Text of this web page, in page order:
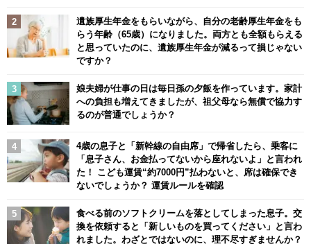
遺族厚生年金をもらいながら、自分の老齢厚生年金をも
らう年齢（65歳）になりました。両方とも全額もらえる
と思っていたのに、遺族厚生年金が減るって損じゃない
ですか？
娘夫婦が仕事の日は毎日孫の夕飯を作っています。家計
への負担も増えてきましたが、祖父母なら無償で協力す
るのが普通でしょうか？
4歳の息子と「新幹線の自由席」で帰省したら、乗客に
「息子さん、お金払ってないから座れないよ」と言われ
た！ こども運賃“約7000円”払わないと、席は確保でき
ないでしょうか？ 運賃ルールを確認
食べる前のソフトクリームを落としてしまった息子。交
換を依頼すると「新しいものを買ってください」と言わ
れました。わざとではないのに、理不尽すぎませんか？